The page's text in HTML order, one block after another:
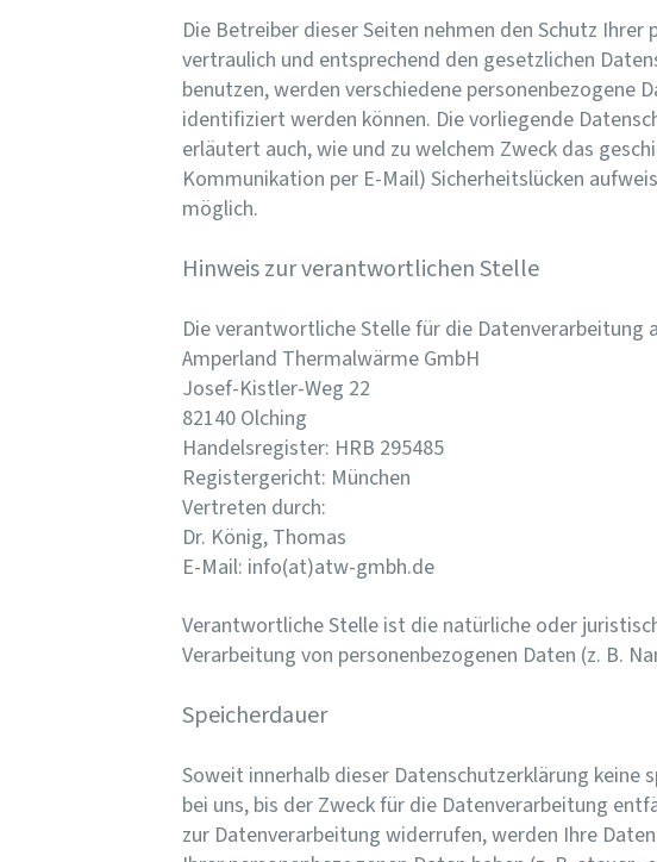
Die Betreiber dieser Seiten nehmen den Schutz
vertraulich und entsprechend den gesetzlichen
benutzen, werden verschiedene personenbezogene
identifiziert werden können. Die vorliegende
erläutert auch, wie und zu welchem Zweck das
Kommunikation per E-Mail) Sicherheitslücken
möglich.
Hinweis zur verantwortlichen Stelle
Die verantwortliche Stelle für die Datenverarbeitung
Amperland Thermalwärme GmbH
Josef-Kistler-Weg 22
82140 Olching
Handelsregister: HRB 295485
Registergericht: München
Vertreten durch:
Dr. König, Thomas
E-Mail: info(at)atw-gmbh.de
Verantwortliche Stelle ist die natürliche oder
Verarbeitung von personenbezogenen Daten (z. B.
Speicherdauer
Soweit innerhalb dieser Datenschutzerklärung keine
bei uns, bis der Zweck für die Datenverarbeitung
zur Datenverarbeitung widerrufen, werden Ihre